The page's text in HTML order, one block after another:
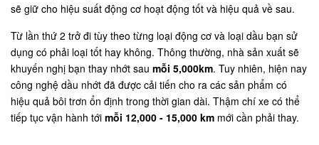
sẽ giữ cho hiệu suất động cơ hoạt động tốt và hiệu quả về sau.
Từ lần thứ 2 trở đi tùy theo từng loại động cơ và loại dầu bạn sử
dụng có phải loại tốt hay không. Thông thường, nhà sản xuất sẽ
khuyến nghị bạn thay nhớt sau mỗi 5,000km. Tuy nhiên, hiện nay
công nghệ dầu nhớt đã được cải tiến cho ra các sản phẩm có
hiệu quả bôi trơn ổn định trong thời gian dài. Thậm chí xe có thể
tiếp tục vận hành tới mỗi 12,000 - 15,000 km mới cần phải thay.